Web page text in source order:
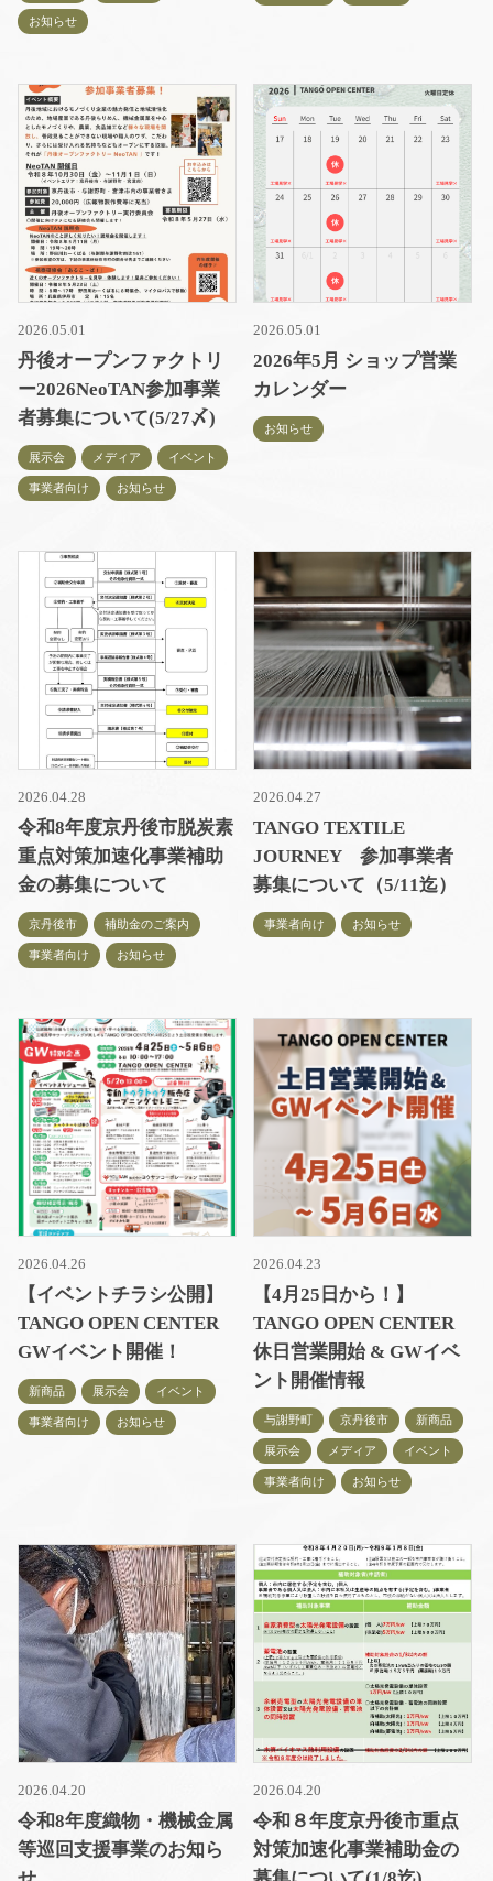
お知らせ
2026.05.01
丹後オープンファクトリ
ー2026NeoTAN参加事業
者募集について(5/27〆)
展示会 メディア イベント
事業者向け お知らせ
2026.05.01
2026年5月 ショップ営業
カレンダー
お知らせ
2026.04.28
令和8年度京丹後市脱炭素
重点対策加速化事業補助
金の募集について
京丹後市 補助金のご案内
事業者向け お知らせ
2026.04.27
TANGO TEXTILE
JOURNEY 参加事業者
募集について（5/11迄）
事業者向け お知らせ
2026.04.26
【イベントチラシ公開】
TANGO OPEN CENTER
GWイベント開催！
新商品 展示会 イベント
事業者向け お知らせ
2026.04.23
【4月25日から！】
TANGO OPEN CENTER
休日営業開始 & GWイベ
ント開催情報
与謝野町 京丹後市 新商品
展示会 メディア イベント
事業者向け お知らせ
2026.04.20
令和8年度織物・機械金属
等巡回支援事業のお知ら
2026.04.20
令和８年度京丹後市重点
対策加速化事業補助金の